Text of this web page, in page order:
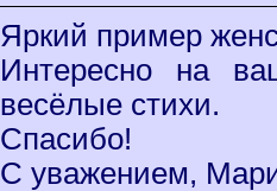
Яркий пример
Интересно на
весёлые стихи.
Спасибо!
С уважением,